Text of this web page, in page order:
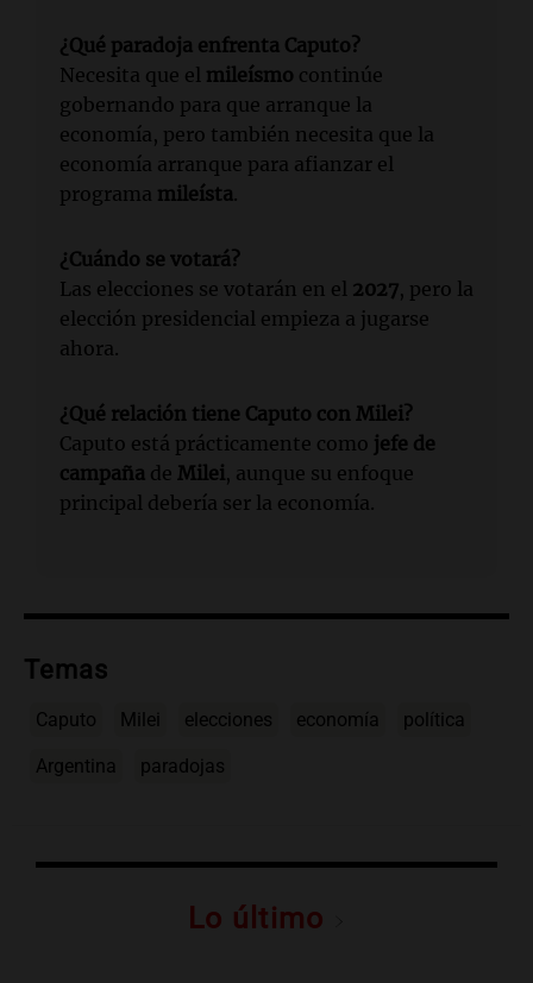
¿Qué paradoja enfrenta Caputo?
Necesita que el mileísmo continúe
gobernando para que arranque la
economía, pero también necesita que la
economía arranque para afianzar el
programa mileísta.
¿Cuándo se votará?
Las elecciones se votarán en el 2027, pero la
elección presidencial empieza a jugarse
ahora.
¿Qué relación tiene Caputo con Milei?
Caputo está prácticamente como jefe de
campaña de Milei, aunque su enfoque
principal debería ser la economía.
Temas
Caputo Milei elecciones economía política
Argentina paradojas
Lo último